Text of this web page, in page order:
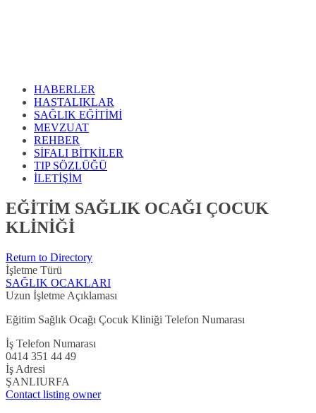
HABERLER
HASTALIKLAR
SAĞLIK EĞİTİMİ
MEVZUAT
REHBER
SİFALI BİTKİLER
TIP SÖZLÜĞÜ
İLETİŞİM
EĞİTİM SAĞLIK OCAĞI ÇOCUK
KLİNİĞİ
Return to Directory
İşletme Türü
SAĞLIK OCAKLARI
Uzun İşletme Açıklaması
Eğitim Sağlık Ocağı Çocuk Kliniği Telefon Numarası
İş Telefon Numarası
0414 351 44 49
İş Adresi
ŞANLIURFA
Contact listing owner